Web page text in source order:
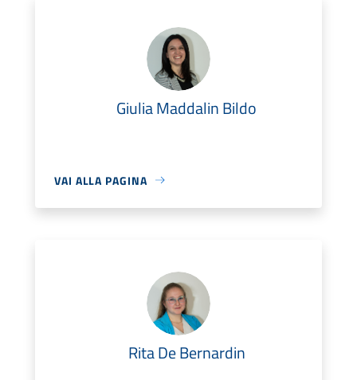
Giulia Maddalin Bildo
VAI ALLA PAGINA
Rita De Bernardin